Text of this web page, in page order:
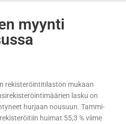
myynti
rekisteröintitilaston mukaan
lasku on
hurjaan nousuun. Tammi-
huimat 55,3 % viime